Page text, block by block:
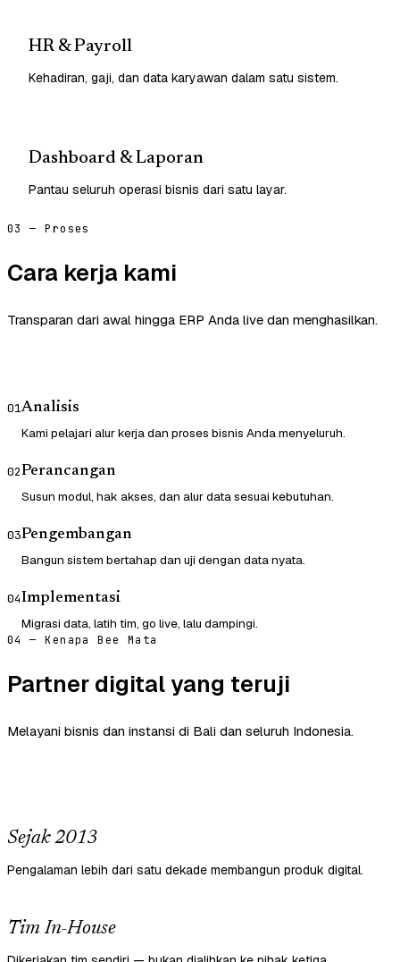
HR & Payroll
Kehadiran, gaji, dan data karyawan dalam satu sistem.
Dashboard & Laporan
Pantau seluruh operasi bisnis dari satu layar.
03 — Proses
Cara kerja kami
Transparan dari awal hingga ERP Anda live dan menghasilkan.
01Analisis
Kami pelajari alur kerja dan proses bisnis Anda menyeluruh.
02Perancangan
Susun modul, hak akses, dan alur data sesuai kebutuhan.
03Pengembangan
Bangun sistem bertahap dan uji dengan data nyata.
04Implementasi
Migrasi data, latih tim, go live, lalu dampingi.
04 — Kenapa Bee Mata
Partner digital yang teruji
Melayani bisnis dan instansi di Bali dan seluruh Indonesia.
Sejak 2013
Pengalaman lebih dari satu dekade membangun produk digital.
Tim In-House